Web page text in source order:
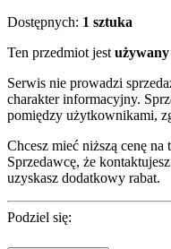
Dostępnych: 1 sztuka
Ten przedmiot jest używany
Serwis nie prowadzi
charakter informacyjny.
pomiędzy użytkownikami,
Chcesz mieć niższą cenę
Sprzedawcę, że
uzyskasz dodatkowy rabat.
Podziel się: